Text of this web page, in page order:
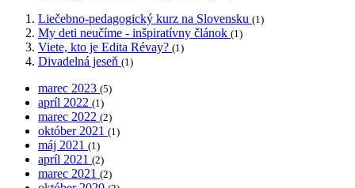
Liečebno-pedagogický kurz na Slovensku (1)
My deti neučíme - inšpiratívny článok (1)
Viete, kto je Edita Révay? (1)
Divadelná jeseň (1)
marec 2023 (5)
apríl 2022 (1)
marec 2022 (2)
október 2021 (1)
máj 2021 (1)
apríl 2021 (2)
marec 2021 (2)